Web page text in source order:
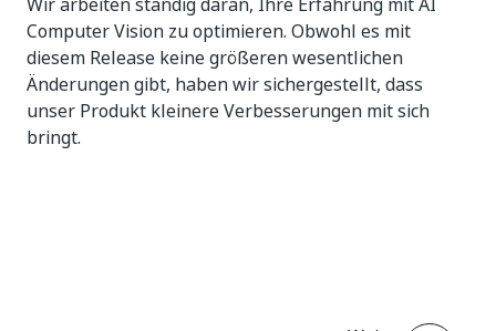
Computer Vision zu optimieren. Obwohl es mit
diesem Release keine größeren wesentlichen
Änderungen gibt, haben wir sichergestellt, dass
unser Produkt kleinere Verbesserungen mit sich
bringt.